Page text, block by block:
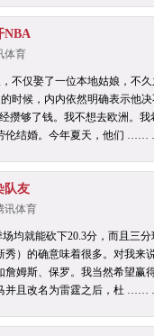
NBA
体育
不仅娶了一位本地姑娘，不
时候，内内依然明确表示他
攒够了钱。我不想去欧洲。
劳伦结婚。今年夏天，他们
队友
讯体育
均就能砍下20.3分，而且三
）的确意味着很多。对我来
姆斯、保罗。我当然希望赢
马并且改名为雷霆之后，杜